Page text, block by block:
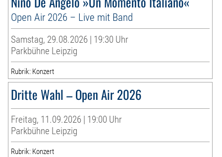
Open Air 2026 – Live mit Band
Samstag, 29.08.2026 | 19:30 Uhr
Parkbühne Leipzig
Rubrik: Konzert
Dritte Wahl – Open Air 2026
Freitag, 11.09.2026 | 19:00 Uhr
Parkbühne Leipzig
Rubrik: Konzert